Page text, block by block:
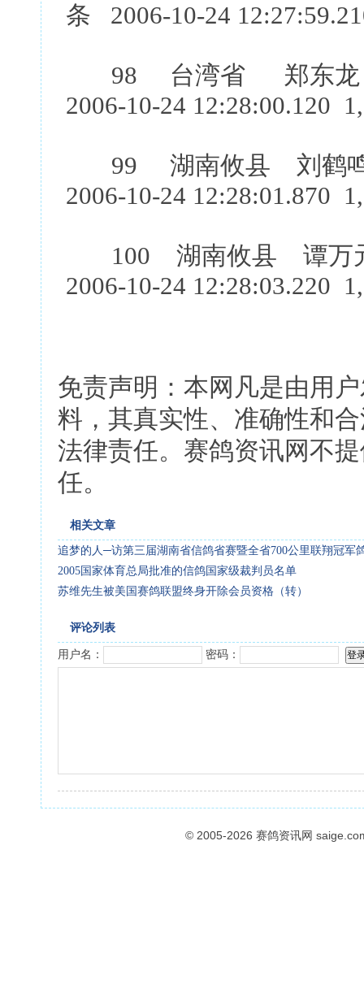
条 2006-10-24
98 台湾省 郑东
2006-10-24 12:28:00.120
99 湖南攸县 刘
2006-10-24 12:28:01.870
100 湖南攸县
2006-10-24 12:28:03.220
免责声明：本网凡是由用
料，其真实性、准确性和
法律责任。赛鸽资讯网不
任。
相关文章
追梦的人─访第三届湖南省信鸽省赛暨全省700公里联翔冠军
2005国家体育总局批准的信鸽国家级裁判员名单
苏维先生被美国赛鸽联盟终身开除会员资格（转）
评论列表
用户名： 密码：
© 2005-2026 赛鸽资讯网